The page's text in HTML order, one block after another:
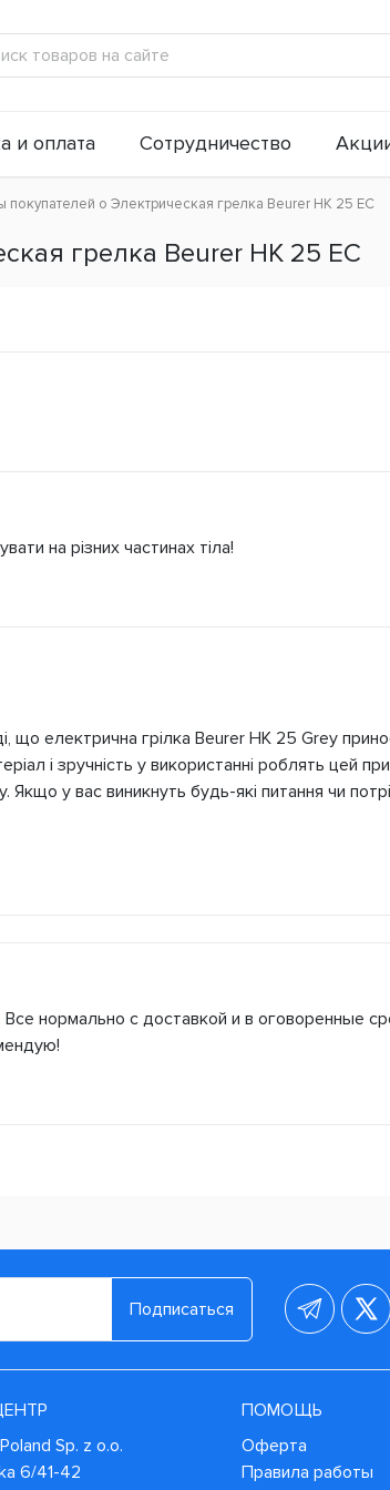
и оплата Сотрудничество
покупателей о Электрическая грелка Beurer HK 25 ЕС
грелка Beurer HK 25 ЕС
на різних частинах тіла!
що електрична грілка Beurer HK 25 Grey
і зручність у використанні роблять цей
Якщо у вас виникнуть будь-які питання чи
нормально с доставкой и в оговоренные
Подписаться
Sp. z o.o.
6/41-42
ПОМОЩЬ
Оферта
Правила работы